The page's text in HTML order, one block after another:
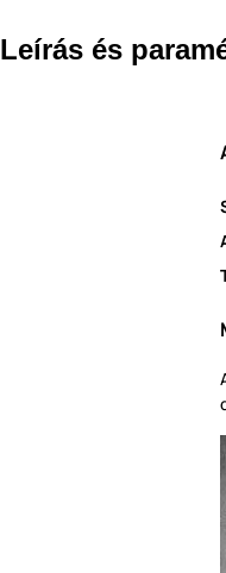
Leírás és